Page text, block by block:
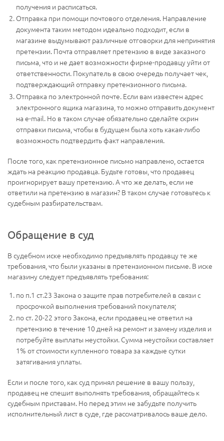
получения и расписаться.
Отправка при помощи почтового отделения. Направление
документа таким методом идеально подходит, если в
магазине выдумывают различные отговорки для непринятия
претензии. Почта отправляет претензию в виде заказного
письма, что и не дает возможности фирме-продавцу уйти от
ответственности. Покупатель в свою очередь получает чек,
подтверждающий отправку претензионного письма.
Отправка по электронной почте. Если вам известен адрес
электронного ящика магазина, то можно отправить документ
на e-mail. Но в таком случае обязательно сделайте скрин
отправки письма, чтобы в будущем была хоть какая-либо
возможность подтвердить факт направления.
После того, как претензионное письмо направлено, остается
ждать на реакцию продавца. Будьте готовы, что продавец
проигнорирует вашу претензию. А что же делать, если не
ответили на претензию в магазин? В таком случае готовьтесь к
судебным разбирательствам.
Обращение в суд
В судебном иске необходимо предъявлять продавцу те же
требования, что были указаны в претензионном письме. В иске
магазину следует предъявлять требования:
по п.1 ст.23 Закона о защите прав потребителей в связи с
просрочкой выполнения требований покупателя;
по ст. 20-22 этого Закона, если продавец не ответил на
претензию в течение 10 дней на ремонт и замену изделия и
потребуйте выплаты неустойки. Сумма неустойки составляет
1% от стоимости купленного товара за каждые сутки
затягивания уплаты.
Если и после того, как суд принял решение в вашу пользу,
продавец не спешит выполнять требования, обращайтесь к
судебным приставам. Но перед этим не забудьте получить
исполнительный лист в суде, где рассматривалось ваше дело.